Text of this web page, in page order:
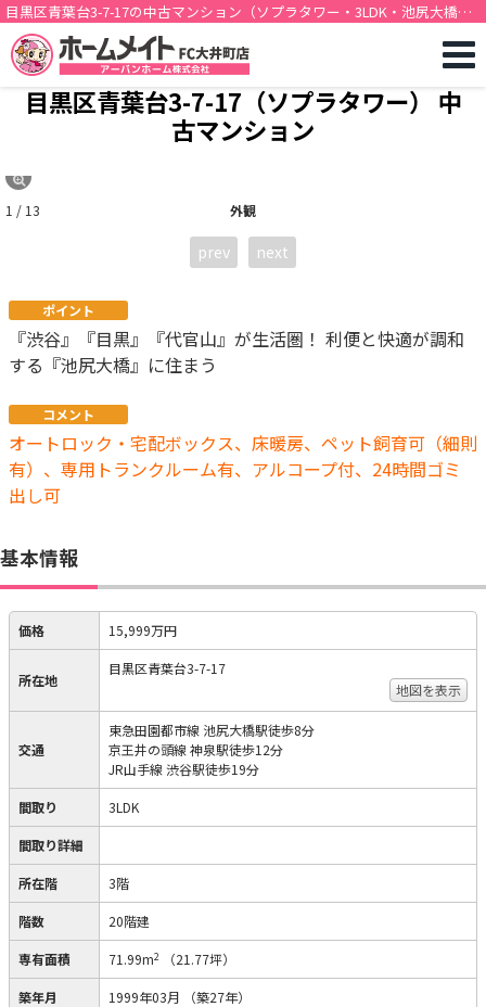
目黒区青葉台3-7-17の中古マンション（ソプラタワー・3LDK・池尻大橋駅
徒歩8分）[12409]
目黒区青葉台3-7-17（ソプラタワー） 中
古マンション
外観
1 / 13
prev next
ポイント
『渋谷』『目黒』『代官山』が生活圏！ 利便と快適が調和
する『池尻大橋』に住まう
コメント
オートロック・宅配ボックス、床暖房、ペット飼育可（細則
有）、専用トランクルーム有、アルコープ付、24時間ゴミ
出し可
基本情報
価格 15,999万円
所在地
目黒区青葉台3-7-17
地図を表示
交通
東急田園都市線 池尻大橋駅徒歩8分
京王井の頭線 神泉駅徒歩12分
JR山手線 渋谷駅徒歩19分
間取り 3LDK
間取り詳細
所在階 3階
階数 20階建
専有面積 71.99m2 （21.77坪）
築年月 1999年03月 （築27年）